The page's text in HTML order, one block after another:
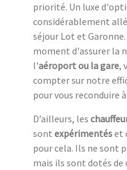
priorité. Un luxe
considérablement
séjour Lot et
moment d'assurer la
l'aéroport ou la gare,
compter sur notre
pour vous reconduire
D’ailleurs, les
sont expérimentéset
pour cela. Ils ne sont
mais ils sont dotés